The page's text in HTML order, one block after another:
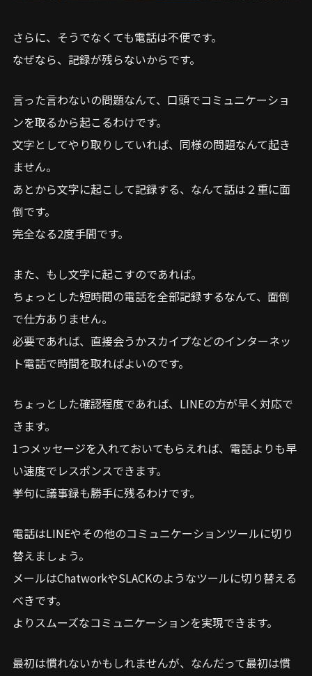
さらに、そうでなくても電話は不便です。
なぜなら、記録が残らないからです。
言った言わないの問題なんて、口頭でコミュニケーショ
ンを取るから起こるわけです。
文字としてやり取りしていれば、同様の問題なんて起き
ません。
あとから文字に起こして記録する、なんて話は２重に面
倒です。
完全なる2度手間です。
また、もし文字に起こすのであれば。
ちょっとした短時間の電話を全部記録するなんて、面倒
で仕方ありません。
必要であれば、直接会うかスカイプなどのインターネッ
ト電話で時間を取ればよいのです。
ちょっとした確認程度であれば、LINEの方が早く対応で
きます。
1つメッセージを入れておいてもらえれば、電話よりも早
い速度でレスポンスできます。
挙句に議事録も勝手に残るわけです。
電話はLINEやその他のコミュニケーションツールに切り
替えましょう。
メールはChatworkやSLACKのようなツールに切り替える
べきです。
よりスムーズなコミュニケーションを実現できます。
最初は慣れないかもしれませんが、なんだって最初は慣